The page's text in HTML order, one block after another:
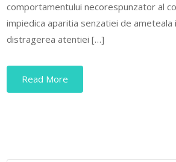
comportamentului necorespunzator al
impiedica aparitia senzatiei de ameteala
distragerea atentiei […]
Read More